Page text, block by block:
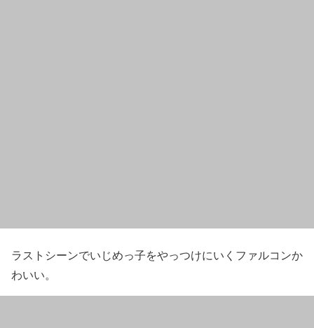
ラストシーンでいじめっ子をやっつけにいくファルコンか
わいい。